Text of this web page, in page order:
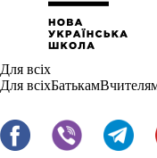
Для всіх
Для всіхБатькам